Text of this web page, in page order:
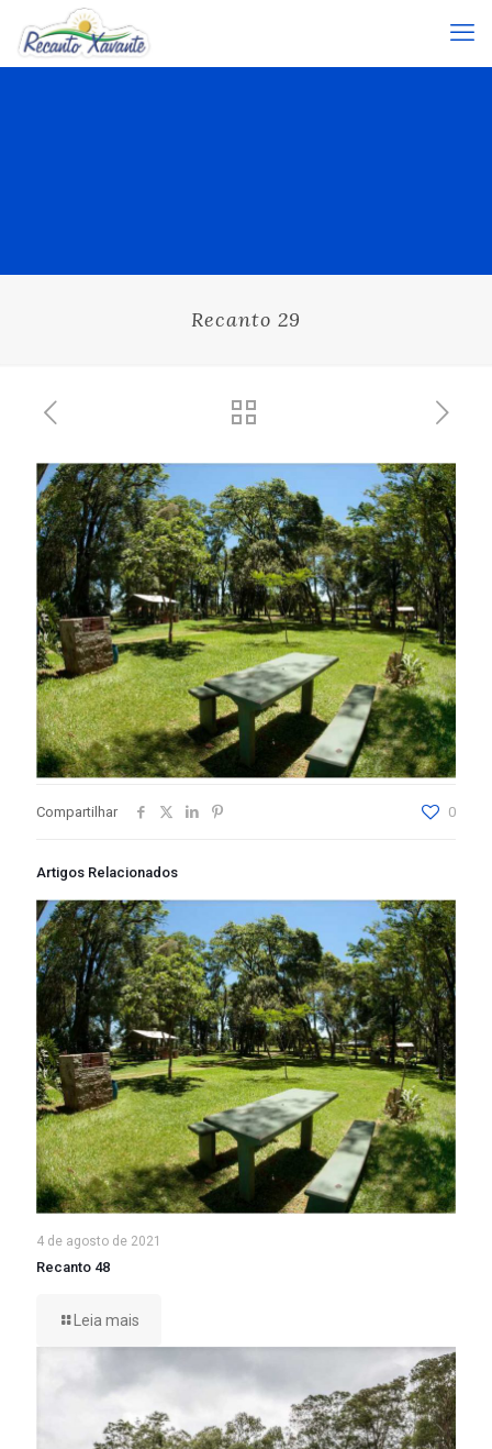
Recanto 29
Compartilhar 0
Artigos Relacionados
4 de agosto de 2021
Recanto 48
Leia mais